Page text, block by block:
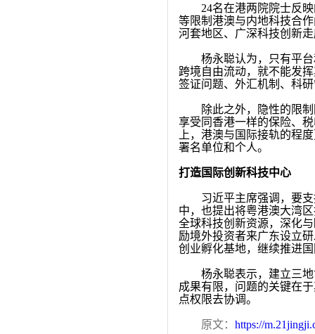
24名在港两院院士反
等限制港澳与内地科技合
河套地区、广深科技创新
杨永聪认为，只有平
跨境自由流动，就不能发
签证问题、外汇机制、科
除此之外，隐性的限
享受同香港一样的保险、
上，港澳与国际接轨的程
署名单位和个人。
打造国际创新科技中心
习近平主席强调，要
中，也提出将粤港澳大湾
全球科技创新资源，深化
励境外投资者来广东设立
创业孵化基地，继续推进
杨永聪表示，建立三
成果有限，问题的关键在
点权限去协调。
原文： https://